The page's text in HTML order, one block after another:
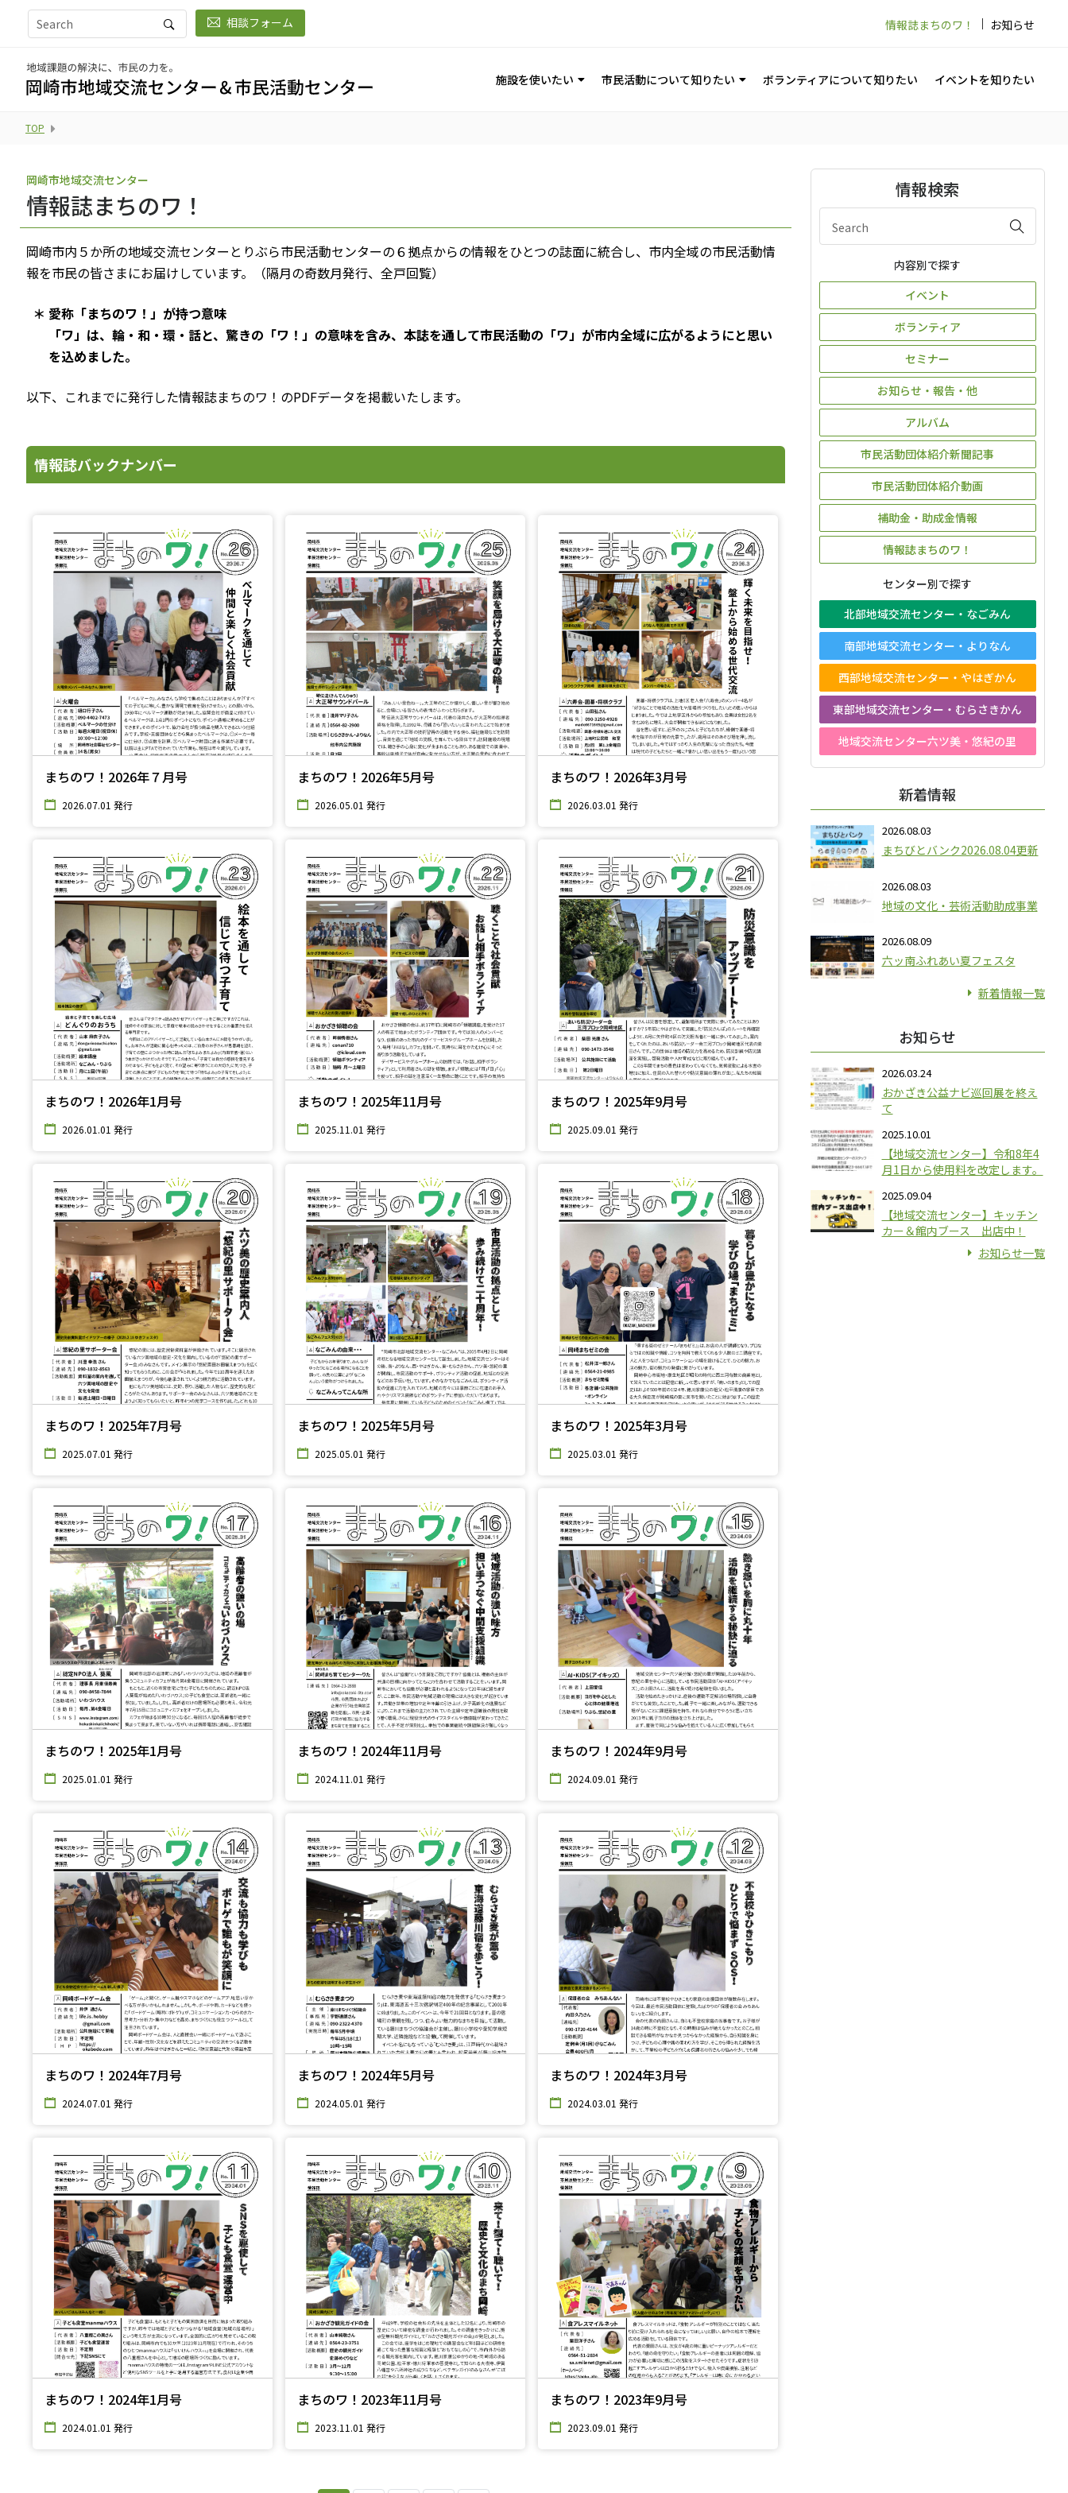
相談フォーム 情報誌まちのワ！ お知らせ
施設を使いたい 市民活動について知りたい ボランティアについて知りたい イベントを知りたい
TOP
岡崎市地域交流センター
情報誌まちのワ！
岡崎市内５か所の地域交流センターとりぶら市民活動センターの６拠点からの情報をひとつの誌面に統合し、市内全域の市民活動情
報を市民の皆さまにお届けしています。（隔月の奇数月発行、全戸回覧）
＊ 愛称「まちのワ！」が持つ意味
「ワ」は、輪・和・環・話と、驚きの「ワ！」の意味を含み、本誌を通して市民活動の「ワ」が市内全域に広がるようにと思い
を込めました。
以下、これまでに発行した情報誌まちのワ！のPDFデータを掲載いたします。
情報誌バックナンバー
まちのワ！2026年７月号
2026.07.01 発行
まちのワ！2026年5月号
2026.05.01 発行
まちのワ！2026年3月号
2026.03.01 発行
まちのワ！2026年1月号
2026.01.01 発行
まちのワ！2025年11月号
2025.11.01 発行
まちのワ！2025年9月号
2025.09.01 発行
まちのワ！2025年7月号
2025.07.01 発行
まちのワ！2025年5月号
2025.05.01 発行
まちのワ！2025年3月号
2025.03.01 発行
まちのワ！2025年1月号
2025.01.01 発行
まちのワ！2024年11月号
2024.11.01 発行
まちのワ！2024年9月号
2024.09.01 発行
まちのワ！2024年7月号
2024.07.01 発行
まちのワ！2024年5月号
2024.05.01 発行
まちのワ！2024年3月号
2024.03.01 発行
まちのワ！2024年1月号
2024.01.01 発行
まちのワ！2023年11月号
2023.11.01 発行
まちのワ！2023年9月号
2023.09.01 発行
情報検索
内容別で探す
イベント
ボランティア
セミナー
お知らせ・報告・他
アルバム
市民活動団体紹介新聞記事
市民活動団体紹介動画
補助金・助成金情報
情報誌まちのワ！
センター別で探す
北部地域交流センター・なごみん
南部地域交流センター・よりなん
西部地域交流センター・やはぎかん
東部地域交流センター・むらさきかん
地域交流センター六ツ美・悠紀の里
新着情報
2026.08.03
まちびとバンク2026.08.04更新
2026.08.03
地域の文化・芸術活動助成事業
2026.08.09
六ッ南ふれあい夏フェスタ
新着情報一覧
お知らせ
2026.03.24
おかざき公益ナビ巡回展を終え
て
2025.10.01
【地域交流センター】令和8年4
月1日から使用料を改定します。
2025.09.04
【地域交流センター】キッチン
カー＆館内ブース 出店中！
お知らせ一覧